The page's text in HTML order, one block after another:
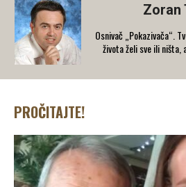
Zoran
Osnivač „Pokazivača“.
života želi sve ili ništa,
PROČITAJTE!